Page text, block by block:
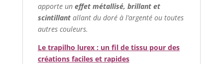
apporte un effet métallisé, brillant et
scintillantallant du doré à l’argenté ou toutes
autres couleurs.
Le trapilho lurex : un fil de tissu pour des
créations faciles et rapides